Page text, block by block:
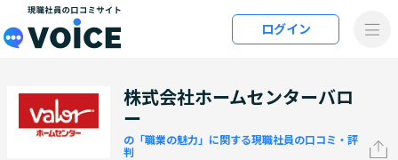
メインコンテンツにスキップ
ログイン
株式会社ホームセンターバロ
ー
の「職業の魅力」に関する現職社員の口コミ・評
判